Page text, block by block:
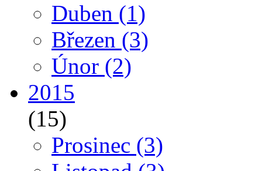
Duben (1)
Březen (3)
Únor (2)
2015
(15)
Prosinec (3)